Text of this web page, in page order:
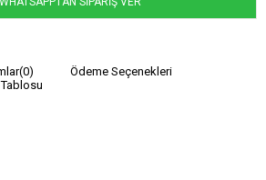
(0)
Ödeme Seçenekleri